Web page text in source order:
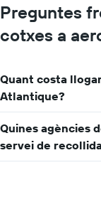
Preguntes
cotxes a
Quant costa
Atlantique?
Quines agències
servei de